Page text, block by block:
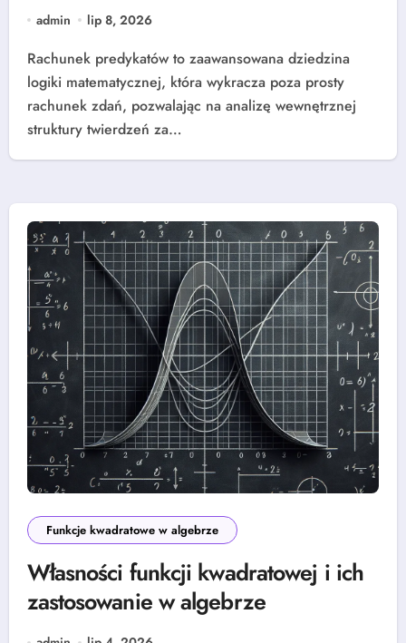
admin lip 8, 2026
Rachunek predykatów to zaawansowana dziedzina
logiki matematycznej, która wykracza poza prosty
rachunek zdań, pozwalając na analizę wewnętrznej
struktury twierdzeń za…
Funkcje kwadratowe w algebrze
Własności funkcji kwadratowej i ich
zastosowanie w algebrze